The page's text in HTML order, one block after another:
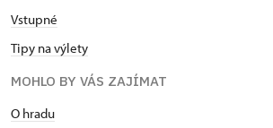
Vstupné
Tipy na výlety
MOHLO BY VÁS ZAJÍMAT
O hradu